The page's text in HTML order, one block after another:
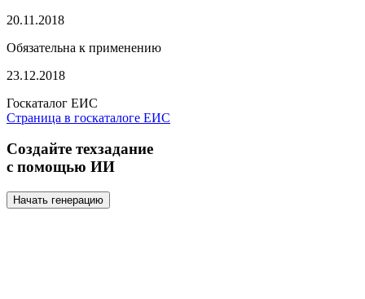
20.11.2018
Обязательна к применению
23.12.2018
Госкаталог ЕИС
Страница в госкаталоге ЕИС
Создайте техзадание
с помощью ИИ
Начать генерацию